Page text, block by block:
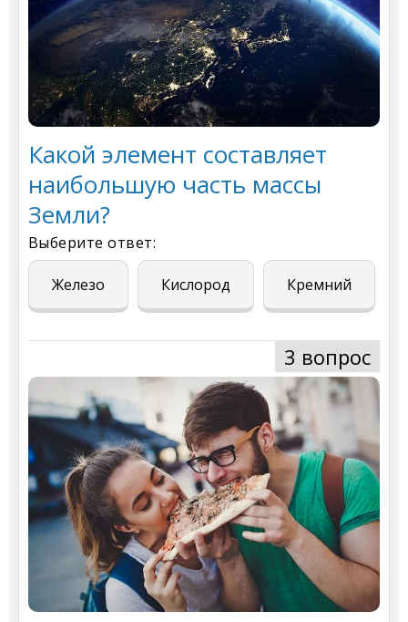
Какой элемент составляет
наибольшую часть массы
Земли?
Выберите ответ:
Железо Кислород Кремний
3 вопрос